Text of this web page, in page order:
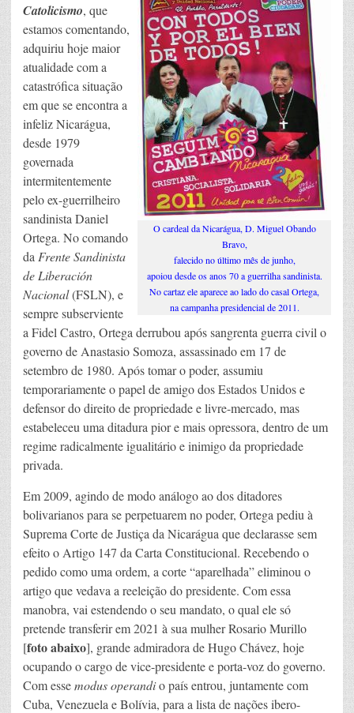
O cardeal da Nicarágua, D. Miguel Obando
Bravo,
falecido no último mês de junho,
apoiou desde os anos 70 a guerrilha sandinista.
No cartaz ele aparece ao lado do casal Ortega,
na campanha presidencial de 2011.
Catolicismo, que
estamos comentando,
adquiriu hoje maior
atualidade com a
catastrófica situação
em que se encontra a
infeliz Nicarágua,
desde 1979
governada
intermitentemente
pelo ex-guerrilheiro
sandinista Daniel
Ortega. No comando
da Frente Sandinista
de Liberación
Nacional(FSLN), e
sempre subserviente
a Fidel Castro, Ortega derrubou após sangrenta guerra civil o
governo de Anastasio Somoza, assassinado em 17 de
setembro de 1980. Após tomar o poder, assumiu
temporariamente o papel de amigo dos Estados Unidos e
defensor do direito de propriedade e livre-mercado, mas
estabeleceu uma ditadura pior e mais opressora, dentro de um
regime radicalmente igualitário e inimigo da propriedade
privada.
Em 2009, agindo de modo análogo ao dos ditadores
bolivarianos para se perpetuarem no poder, Ortega pediu à
Suprema Corte de Justiça da Nicarágua que declarasse sem
efeito o Artigo 147 da Carta Constitucional. Recebendo o
pedido como uma ordem, a corte “aparelhada” eliminou o
artigo que vedava a reeleição do presidente. Com essa
manobra, vai estendendo o seu mandato, o qual ele só
pretende transferir em 2021 à sua mulher Rosario Murillo
[foto abaixo], grande admiradora de Hugo Chávez, hoje
ocupando o cargo de vice-presidente e porta-voz do governo.
Com essemodus operandio país entrou, juntamente com
Cuba, Venezuela e Bolívia, para a lista de nações ibero-